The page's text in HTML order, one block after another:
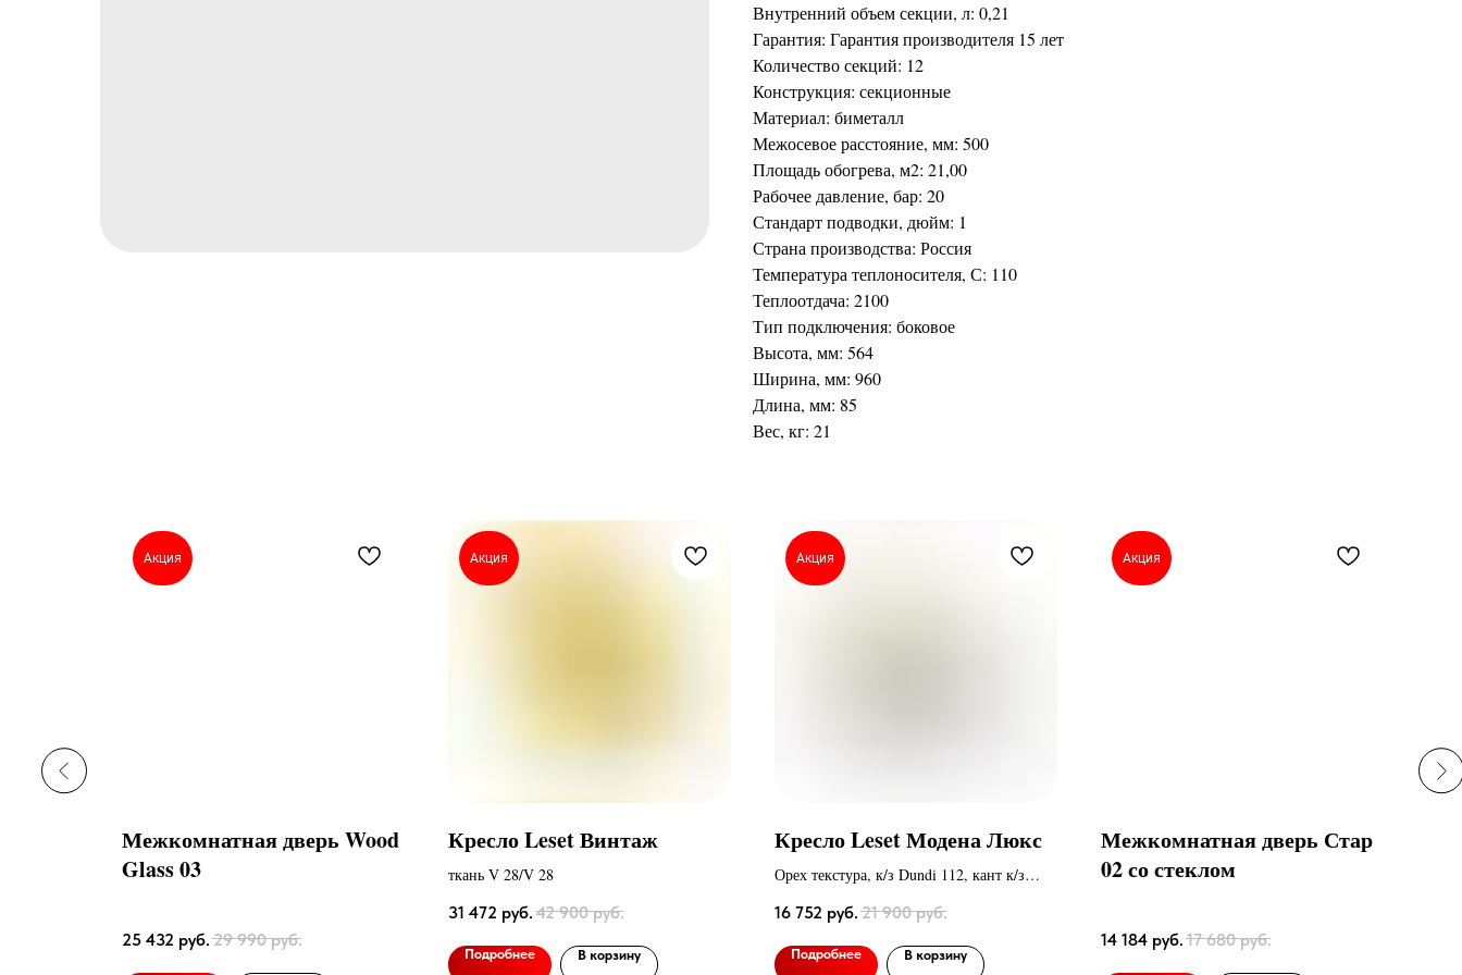
Внутренний объем секции, л: 0,21
Гарантия: Гарантия производителя 15 лет
Количество секций: 12
Конструкция: секционные
Материал: биметалл
Межосевое расстояние, мм: 500
Площадь обогрева, м2: 21,00
Рабочее давление, бар: 20
Стандарт подводки, дюйм: 1
Страна производства: Россия
Температура теплоносителя, С: 110
Теплоотдача: 2100
Тип подключения: боковое
Высота, мм: 564
Ширина, мм: 960
Длина, мм: 85
Вес, кг: 21
Акция
Межкомнатная дверь Wood
Glass 03
25 432 руб. 29 990 руб.
Акция
Кресло Leset Винтаж
ткань V 28/V 28
31 472 руб. 42 900 руб.
Подробнее В корзину
Акция
Кресло Leset Модена Люкс
Орех текстура, к/з Dundi 112, кант к/з
16 752 руб. 21 900 руб.
Подробнее В корзину
Акция
Межкомнатная дверь Стар
02 со стеклом
14 184 руб. 17 680 руб.